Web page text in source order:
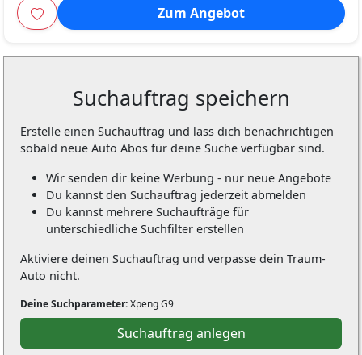
Zum Angebot
Suchauftrag speichern
Erstelle einen Suchauftrag und lass dich benachrichtigen
sobald neue Auto Abos für deine Suche verfügbar sind.
Wir senden dir keine Werbung - nur neue Angebote
Du kannst den Suchauftrag jederzeit abmelden
Du kannst mehrere Suchaufträge für
unterschiedliche Suchfilter erstellen
Aktiviere deinen Suchauftrag und verpasse dein Traum-
Auto nicht.
Deine Suchparameter:Xpeng G9
Suchauftrag anlegen